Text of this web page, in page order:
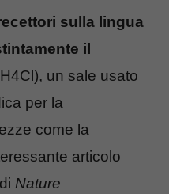
sulla lingua
il
un sale usato
per la
come la
articolo
Nature